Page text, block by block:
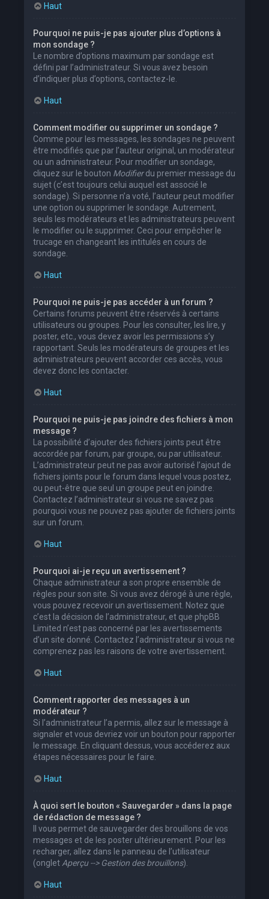
Haut
Pourquoi ne puis-je pas ajouter plus d’options à
mon sondage ?
Le nombre d’options maximum par sondage est
défini par l’administrateur. Si vous avez besoin
d’indiquer plus d’options, contactez-le.
Haut
Comment modifier ou supprimer un sondage ?
Comme pour les messages, les sondages ne peuvent
être modifiés que par l’auteur original, un modérateur
ou un administrateur. Pour modifier un sondage,
cliquez sur le bouton Modifierdu premier message du
sujet (c’est toujours celui auquel est associé le
sondage). Si personne n’a voté, l’auteur peut modifier
une option ou supprimer le sondage. Autrement,
seuls les modérateurs et les administrateurs peuvent
le modifier ou le supprimer. Ceci pour empêcher le
trucage en changeant les intitulés en cours de
sondage.
Haut
Pourquoi ne puis-je pas accéder à un forum ?
Certains forums peuvent être réservés à certains
utilisateurs ou groupes. Pour les consulter, les lire, y
poster, etc., vous devez avoir les permissions s’y
rapportant. Seuls les modérateurs de groupes et les
administrateurs peuvent accorder ces accès, vous
devez donc les contacter.
Haut
Pourquoi ne puis-je pas joindre des fichiers à mon
message ?
La possibilité d’ajouter des fichiers joints peut être
accordée par forum, par groupe, ou par utilisateur.
L’administrateur peut ne pas avoir autorisé l’ajout de
fichiers joints pour le forum dans lequel vous postez,
ou peut-être que seul un groupe peut en joindre.
Contactez l’administrateur si vous ne savez pas
pourquoi vous ne pouvez pas ajouter de fichiers joints
sur un forum.
Haut
Pourquoi ai-je reçu un avertissement ?
Chaque administrateur a son propre ensemble de
règles pour son site. Si vous avez dérogé à une règle,
vous pouvez recevoir un avertissement. Notez que
c’est la décision de l’administrateur, et que phpBB
Limited n’est pas concerné par les avertissements
d’un site donné. Contactez l’administrateur si vous ne
comprenez pas les raisons de votre avertissement.
Haut
Comment rapporter des messages à un
modérateur ?
Si l’administrateur l’a permis, allez sur le message à
signaler et vous devriez voir un bouton pour rapporter
le message. En cliquant dessus, vous accéderez aux
étapes nécessaires pour le faire.
Haut
À quoi sert le bouton « Sauvegarder » dans la page
de rédaction de message ?
Il vous permet de sauvegarder des brouillons de vos
messages et de les poster ultérieurement. Pour les
recharger, allez dans le panneau de l’utilisateur
(onglet Aperçu --> Gestion des brouillons).
Haut